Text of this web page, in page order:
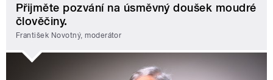
Přijměte pozvání na úsměvný doušek moudré
člověčiny.
František Novotný, moderátor